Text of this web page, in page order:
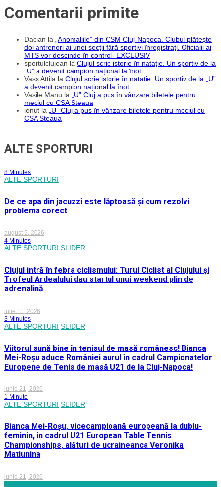
Comentarii primite
Dacian la
„Anomaliile” din CSM Cluj-Napoca. Clubul plătește
doi antrenori ai unei secții fără sportivi înregistrați. Oficialii ai
MTS vor descinde în control- EXCLUSIV
sportulclujean la Clujul scrie istorie în natație. Un sportiv de la
„U” a devenit campion național la înot
Vass Attila la Clujul scrie istorie în natație. Un sportiv de la „U”
a devenit campion național la înot
Vasile Manu la
„U” Cluj a pus în vânzare biletele pentru
meciul cu CSA Steaua
ionut la
„U” Cluj a pus în vânzare biletele pentru meciul cu
CSA Steaua
ALTE SPORTURI
8 Minutes
ALTE SPORTURI
De ce apa din jacuzzi este lăptoasă și cum rezolvi
problema corect
august 5, 2026
4 Minutes
ALTE SPORTURI SLIDER
Clujul intră în febra ciclismului: Turul Ciclist al Clujului și
Trofeul Ardealului dau startul unui weekend plin de
adrenalină
iulie 11, 2026
3 Minutes
ALTE SPORTURI SLIDER
Viitorul sună bine în tenisul de masă românesc! Bianca
Mei-Roșu aduce României aurul în cadrul Campionatelor
Europene de Tenis de masă U21 de la Cluj-Napoca!
iunie 21, 2026
1 Minute
ALTE SPORTURI SLIDER
Bianca Mei-Roșu, vicecampioană europeană la dublu-
feminin, în cadrul U21 European Table Tennis
Championships, alături de ucraineanca Veronika
Matiunina
iunie 21, 2026